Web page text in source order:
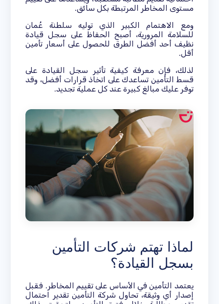
مستوى المخاطر المرتبطة بكل سائق.
ومع الاهتمام الكبير الذي توليه سلطنة عُمان
للسلامة المرورية، أصبح الحفاظ على سجل قيادة
نظيف أحد أفضل الطرق للحصول على أسعار تأمين
أقل.
لذلك، فإن معرفة كيفية تأثير سجل القيادة على
قسط التأمين تساعدك على اتخاذ قرارات أفضل، وقد
توفر عليك مبالغ كبيرة عند كل عملية تجديد.
لماذا تهتم شركات التأمين
بسجل القيادة؟
يعتمد التأمين في الأساس على تقييم المخاطر. فقبل
إصدار أي وثيقة، تحاول شركة التأمين تقدير احتمال